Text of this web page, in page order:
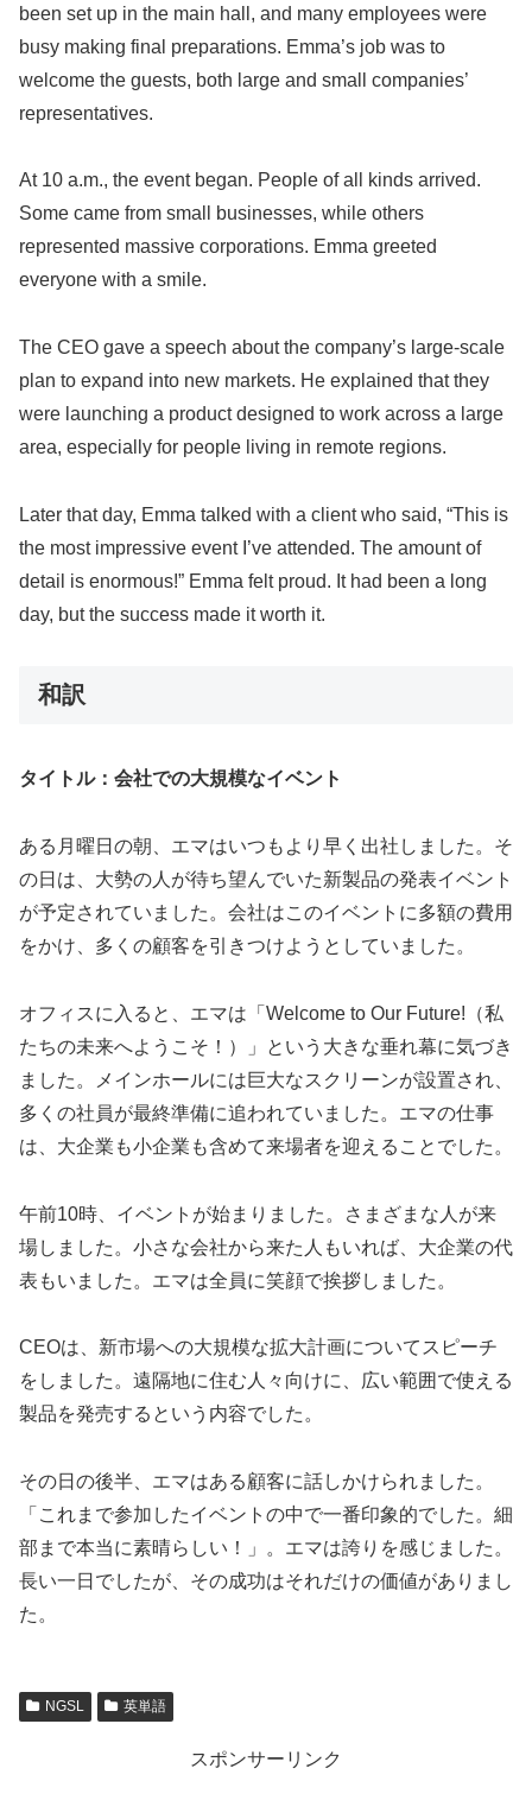
been set up in the main hall, and many employees were
busy making final preparations. Emma’s job was to
welcome the guests, both large and small companies’
representatives.
At 10 a.m., the event began. People of all kinds arrived.
Some came from small businesses, while others
represented massive corporations. Emma greeted
everyone with a smile.
The CEO gave a speech about the company’s large-scale
plan to expand into new markets. He explained that they
were launching a product designed to work across a large
area, especially for people living in remote regions.
Later that day, Emma talked with a client who said, “This is
the most impressive event I’ve attended. The amount of
detail is enormous!” Emma felt proud. It had been a long
day, but the success made it worth it.
和訳
タイトル：会社での大規模なイベント
ある月曜日の朝、エマはいつもより早く出社しました。そ
の日は、大勢の人が待ち望んでいた新製品の発表イベント
が予定されていました。会社はこのイベントに多額の費用
をかけ、多くの顧客を引きつけようとしていました。
オフィスに入ると、エマは「Welcome to Our Future!（私
たちの未来へようこそ！）」という大きな垂れ幕に気づき
ました。メインホールには巨大なスクリーンが設置され、
多くの社員が最終準備に追われていました。エマの仕事
は、大企業も小企業も含めて来場者を迎えることでした。
午前10時、イベントが始まりました。さまざまな人が来
場しました。小さな会社から来た人もいれば、大企業の代
表もいました。エマは全員に笑顔で挨拶しました。
CEOは、新市場への大規模な拡大計画についてスピーチ
をしました。遠隔地に住む人々向けに、広い範囲で使える
製品を発売するという内容でした。
その日の後半、エマはある顧客に話しかけられました。
「これまで参加したイベントの中で一番印象的でした。細
部まで本当に素晴らしい！」。エマは誇りを感じました。
長い一日でしたが、その成功はそれだけの価値がありまし
た。
NGSL 英単語
スポンサーリンク